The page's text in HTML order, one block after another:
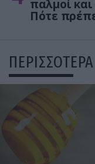
παλμοί
Πότε
ΠΕΡΙΣΣΟΤΕΡΑ